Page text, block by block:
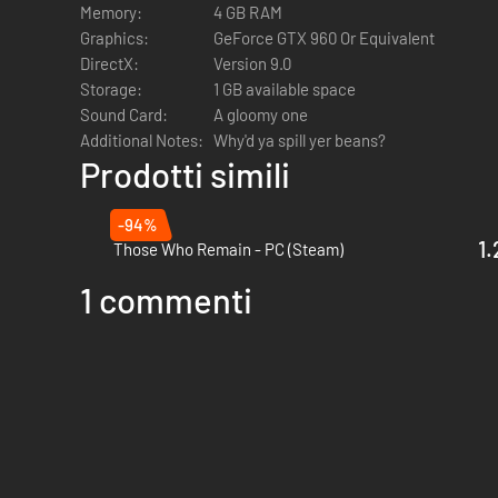
fucile arpione con lancia-corda e altro ancora.
Interattività approfondita del giocatore, dal chinarsi
Memory:
4 GB RAM
Graphics:
GeForce GTX 960 Or Equivalent
DirectX:
Version 9.0
Storage:
1 GB available space
Sound Card:
A gloomy one
Additional Notes: Why'd ya spill yer beans?
Prodotti simili
-94%
Those Who Remain - PC (Steam)
1 commenti